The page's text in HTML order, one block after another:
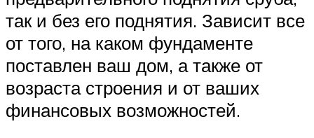
так и без его поднятия. Зависит все
от того, на каком фундаменте
поставлен ваш дом, а также от
возраста строения и от ваших
финансовых возможностей.